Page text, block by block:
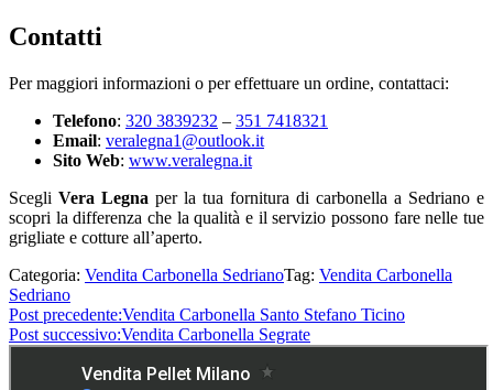
Contatti
Per maggiori informazioni o per effettuare un ordine, contattaci:
Telefono: 320 3839232 – 351 7418321
Email: veralegna1@outlook.it
Sito Web: www.veralegna.it
Scegli Vera Legna per la tua fornitura di carbonella a Sedriano e
scopri la differenza che la qualità e il servizio possono fare nelle tue
grigliate e cotture all’aperto.
Categoria: Vendita Carbonella SedrianoTag: Vendita Carbonella
Sedriano
Post precedente:Vendita Carbonella Santo Stefano Ticino
Post successivo:Vendita Carbonella Segrate